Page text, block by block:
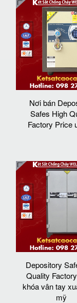
Nơi bán
Safes High
Factory Price
Depository
Quality
khóa vân tay
mỹ